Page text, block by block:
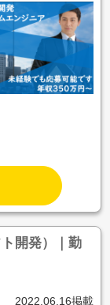
開発）｜勤
2022.06.16掲載